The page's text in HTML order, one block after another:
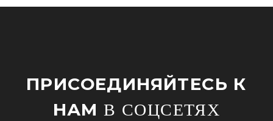
ПРИСОЕДИНЯЙТЕСЬ К
НАМ В СОЦСЕТЯХ